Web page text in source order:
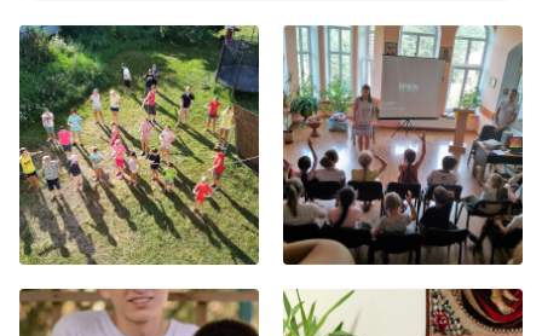
Хор
Прославление
Библия
Воскресная
школа
Фото Воскресной школы
Видео Воскресной школы